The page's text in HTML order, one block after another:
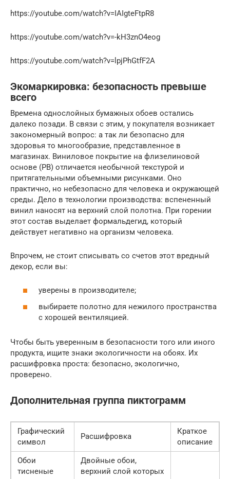
https://youtube.com/watch?v=IAIgteFtpR8
https://youtube.com/watch?v=-kH3znO4eog
https://youtube.com/watch?v=lpjPhGtfF2A
Экомаркировка: безопасность превыше
всего
Времена однослойных бумажных обоев остались
далеко позади. В связи с этим, у покупателя возникает
закономерный вопрос: а так ли безопасно для
здоровья то многообразие, представленное в
магазинах. Виниловое покрытие на флизелиновой
основе (РВ) отличается необычной текстурой и
притягательными объемными рисунками. Оно
практично, но небезопасно для человека и окружающей
среды. Дело в технологии производства: вспененный
винил наносят на верхний слой полотна. При горении
этот состав выделает формальдегид, который
действует негативно на организм человека.
Впрочем, не стоит списывать со счетов этот вредный
декор, если вы:
уверены в производителе;
выбираете полотно для нежилого пространства
с хорошей вентиляцией.
Чтобы быть уверенным в безопасности того или иного
продукта, ищите знаки экологичности на обоях. Их
расшифровка проста: безопасно, экологично,
проверено.
Дополнительная группа пиктограмм
Графический
символ
Расшифровка
Краткое
описание
Обои
тисненые
Двойные обои,
верхний слой которых